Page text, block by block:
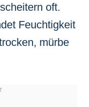
oft.
Feuchtigkeit
mürbe